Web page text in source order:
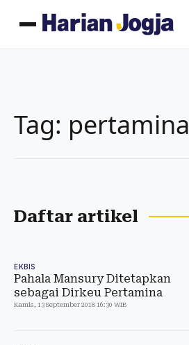
Tag: pertamina
Daftar artikel
EKBIS
Pahala Mansury Ditetapkan
sebagai Dirkeu Pertamina
Kamis, 13 September 2018 16:30 WIB